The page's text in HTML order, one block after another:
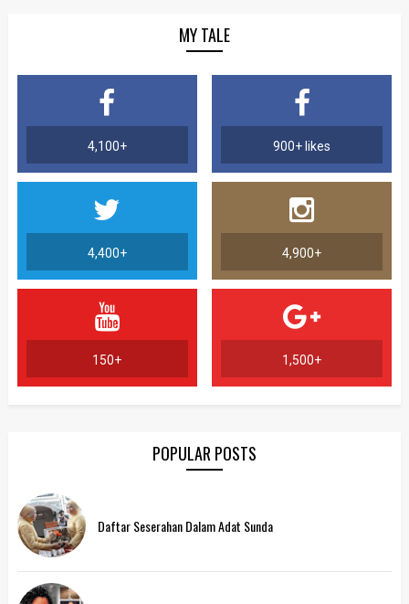
MY TALE
4,100+ 900+ likes
4,400+ 4,900+
150+ 1,500+
POPULAR POSTS
Daftar Seserahan Dalam Adat Sunda